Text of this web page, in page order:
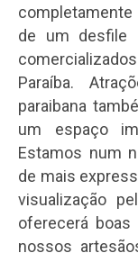
de um desfile
Paraíba.
paraibana
um espaço
Estamos num
de mais
visualização
oferecerá boas
nossos